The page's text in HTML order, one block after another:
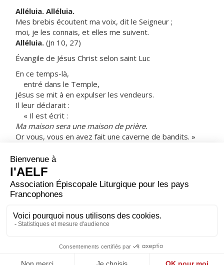
Alléluia. Alléluia.
Mes brebis écoutent ma voix, dit le Seigneur ;
moi, je les connais, et elles me suivent.
Alléluia. (Jn 10, 27)
Évangile de Jésus Christ selon saint Luc
En ce temps-là,
entré dans le Temple,
Jésus se mit à en expulser les vendeurs.
Il leur déclarait :
« Il est écrit :
Ma maison sera une maison de prière.
Or vous, vous en avez fait une caverne de bandits. »
Les grands prêtres et les scribes, ainsi que les
notables,
cherchaient à le faire mourir,
mais ils ne trouvaient pas ce qu’ils pourraient faire ;
en effet, le peuple tout entier,
suspendu à ses lèvres, l’écoutait.
– Acclamons la Parole de Dieu.